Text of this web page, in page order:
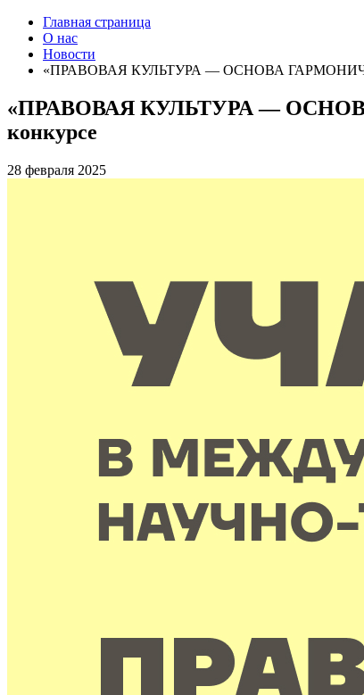
Главная страница
О нас
Новости
«ПРАВОВАЯ КУЛЬТУРА — ОСНОВА
«ПРАВОВАЯ КУЛЬТУРА —
конкурсе
28 февраля 2025